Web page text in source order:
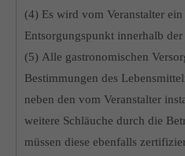
(4) Es wird vom Veranstalter
Entsorgungspunkt innerhalb
(5) Alle gastronomischen
Bestimmungen des
neben den vom Veranstalter
weitere Schläuche durch die
müssen diese ebenfalls